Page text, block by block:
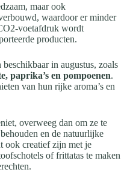
maar ook
waardoor er minder
voetafdruk wordt
producten.
in augustus, zoals
paprika’s en pompoenen.
van hun rijke aroma’s en
overweeg dan om ze te
en de natuurlijke
ook creatief zijn met je
of frittatas te maken